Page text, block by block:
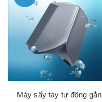
Máy sấy tay tự động gắn